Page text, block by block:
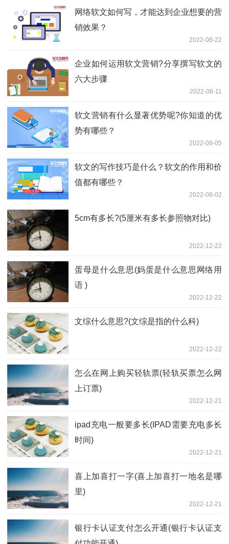
网络软文如何写，才能达到企业想要的营
销效果？
2022-08-22
企业如何运用软文营销?分享撰写软文的
六大步骤
2022-08-11
软文营销有什么显著优势呢?你知道的优
势有哪些？
2022-08-05
软文的写作技巧是什么？软文的作用和价
值都有哪些？
2022-08-02
5cm有多长?(5厘米有多长参照物对比)
2022-12-22
蛋母是什么意思(妈蛋是什么意思网络用
语 )
2022-12-22
文综什么意思?(文综是指的什么科)
2022-12-22
怎么在网上购买轻轨票(轻轨买票怎么网
上订票)
2022-12-21
ipad充电一般要多长(IPAD需要充电多长
时间)
2022-12-21
喜上加喜打一字(喜上加喜打一地名是哪
里)
2022-12-21
银行卡认证支付怎么开通(银行卡认证支